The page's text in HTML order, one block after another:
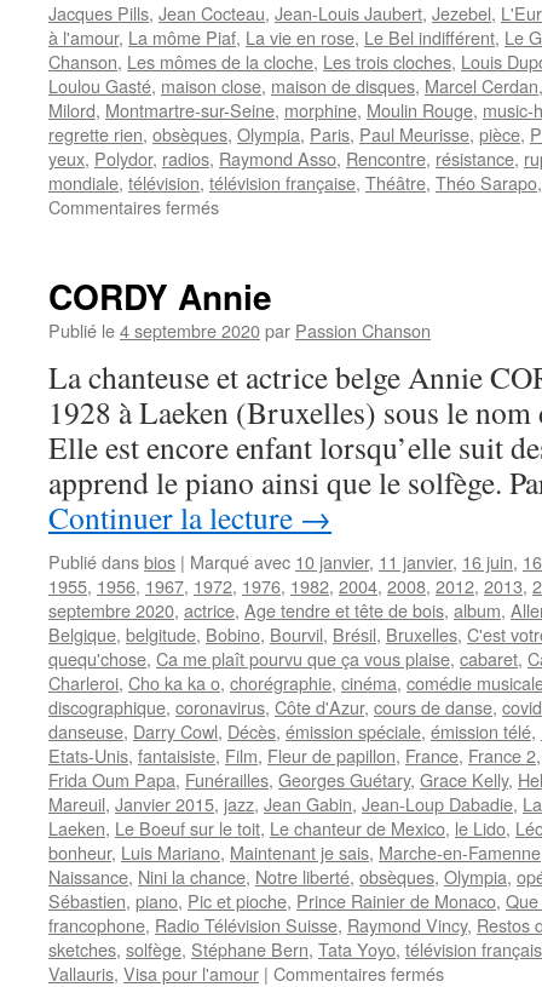
Jacques Pills, Jean Cocteau, Jean-Louis Jaubert, Jezebel,
à l'amour, La môme Piaf, La vie en rose, Le Bel indifférent, Le
Chanson, Les mômes de la cloche, Les trois cloches, Louis
Loulou Gasté, maison close, maison de disques, Marcel Cerdan
Milord, Montmartre-sur-Seine, morphine, Moulin Rouge, music-
regrette rien, obsèques, Olympia, Paris, Paul Meurisse, pièce,
yeux, Polydor, radios, Raymond Asso, Rencontre, résistance,
mondiale, télévision, télévision française, Théâtre, Théo Sarapo
Commentaires ferméssur
CORDY Annie
Publié le4 septembre 2020par Passion Chanson
La chanteuse et actrice belge Annie
1928 à Laeken (Bruxelles) sous le
Elle est encore enfant lorsqu’elle suit
apprend le piano ainsi que le solfège.
Continuer la lecture →
Publié dansbios | Marqué avec 10 janvier, 11 janvier, 16 juin,
1955, 1956, 1967, 1972, 1976, 1982, 2004, 2008, 2012, 2013,
septembre 2020, actrice, Age tendre et tête de bois, album,
Belgique, belgitude, Bobino, Bourvil, Brésil, Bruxelles, C'est
quequ'chose, Ca me plaît pourvu que ça vous plaise, cabaret,
Charleroi, Cho ka ka o, chorégraphie, cinéma, comédie
discographique, coronavirus, Côte d'Azur, cours de danse,
danseuse, Darry Cowl, Décès, émission spéciale, émission télé,
Etats-Unis, fantaisiste, Film, Fleur de papillon, France, France 2
Frida Oum Papa, Funérailles, Georges Guétary, Grace Kelly,
Mareuil, Janvier 2015, jazz, Jean Gabin, Jean-Loup Dabadie,
Laeken, Le Boeuf sur le toit, Le chanteur de Mexico, le Lido,
bonheur, Luis Mariano, Maintenant je sais, Marche-en-Famenne
Naissance, Nini la chance, Notre liberté, obsèques, Olympia,
Sébastien, piano, Pic et pioche, Prince Rainier de Monaco,
francophone, Radio Télévision Suisse, Raymond Vincy, Restos
sketches, solfège, Stéphane Bern, Tata Yoyo, télévision
Vallauris, Visa pour l'amour | Commentaires ferméssur